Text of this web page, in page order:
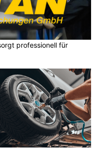
professionell für